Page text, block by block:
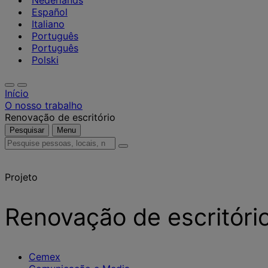
Español
Italiano
Português
Português
Polski
Início
O nosso trabalho
Renovação de escritório
Pesquisar Menu
Pesquise
notícias
Projeto
Renovação de
Cemex